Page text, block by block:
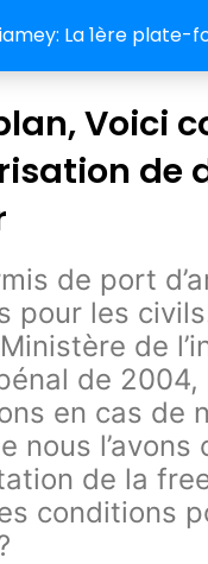
La 1ère plate-
Voici
de
de port
pour les
de
de
en cas de
nous
de la
conditions